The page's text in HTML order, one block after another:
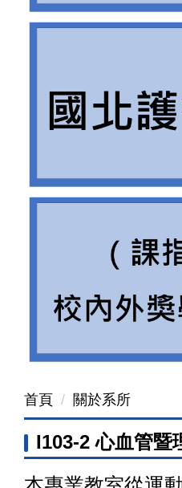
首頁 關於系所
I103-2 心血管暨